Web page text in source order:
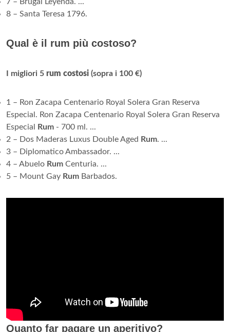
7 – Brugal Leyenda. ...
8 – Santa Teresa 1796.
Qual è il rum più costoso?
I migliori 5 rum costosi (sopra i 100 €)
1 – Ron Zacapa Centenario Royal Solera Gran Reserva
Especial. Ron Zacapa Centenario Royal Solera Gran Reserva
Especial
Rum - 700 ml. ...
2 – Dos Maderas Luxus Double Aged Rum. ...
3 – Diplomatico Ambassador. ...
4 – Abuelo Rum Centuria. ...
5 – Mount Gay Rum Barbados.
Quanto far pagare un aperitivo?